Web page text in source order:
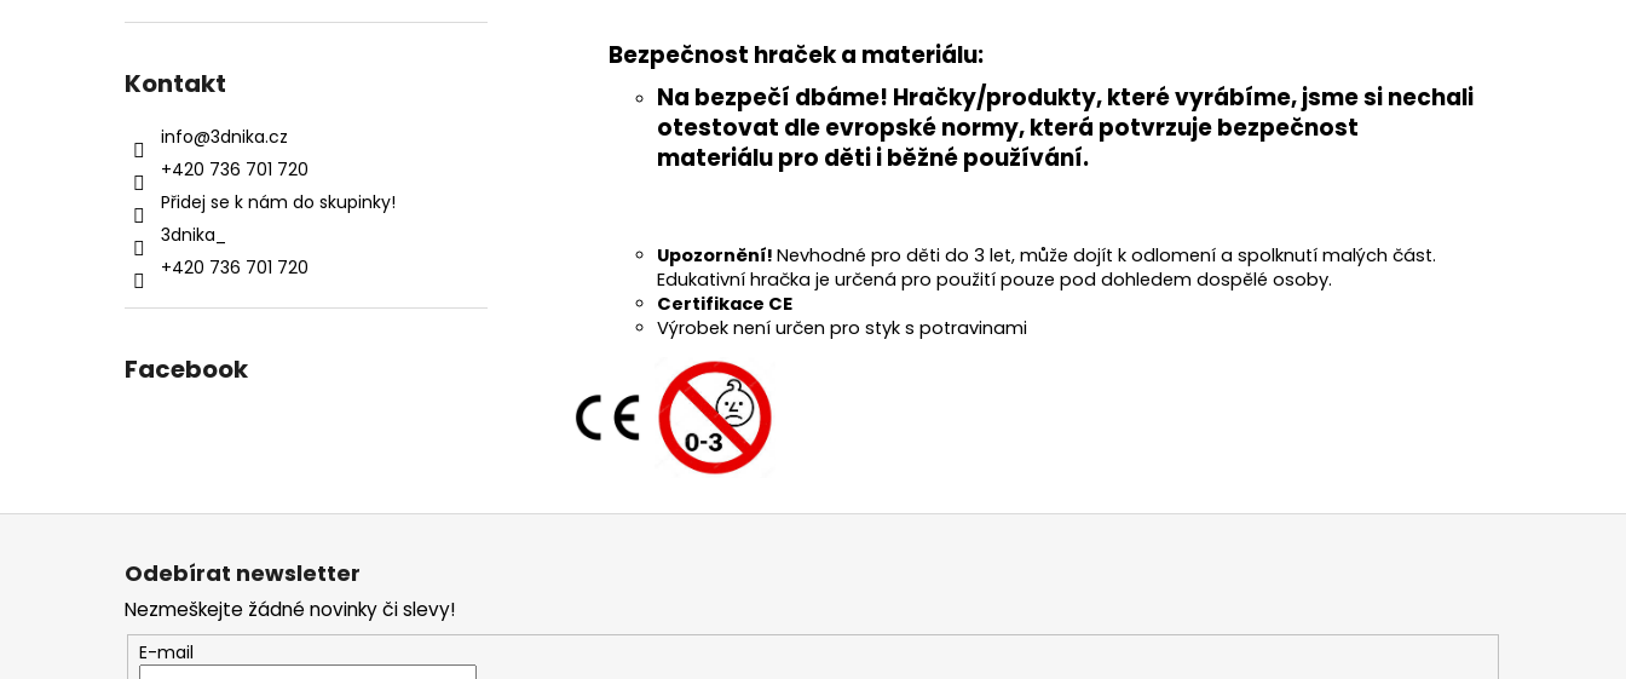
Kontakt
info@3dnika.cz
+420 736 701 720
Přidej se k nám do skupinky!
3dnika_
+420 736 701 720
Facebook
Bezpečnost hraček a materiálu:
Na bezpečí dbáme! Hračky/produkty, které vyrábíme, jsme si nechali
otestovat dle evropské normy, která potvrzujebezpečnost
materiálu pro děti i běžné používání.
Upozornění! Nevhodné pro děti do 3 let, může dojít k odlomení a spolknutí malých část.
Edukativní hračka je určená pro použití pouze pod dohledem dospělé osoby.
Certifikace CE
Výrobek není určen pro styk s potravinami
Z
Odebírat newsletter
Nezmeškejte žádné novinky či slevy!
E-mail